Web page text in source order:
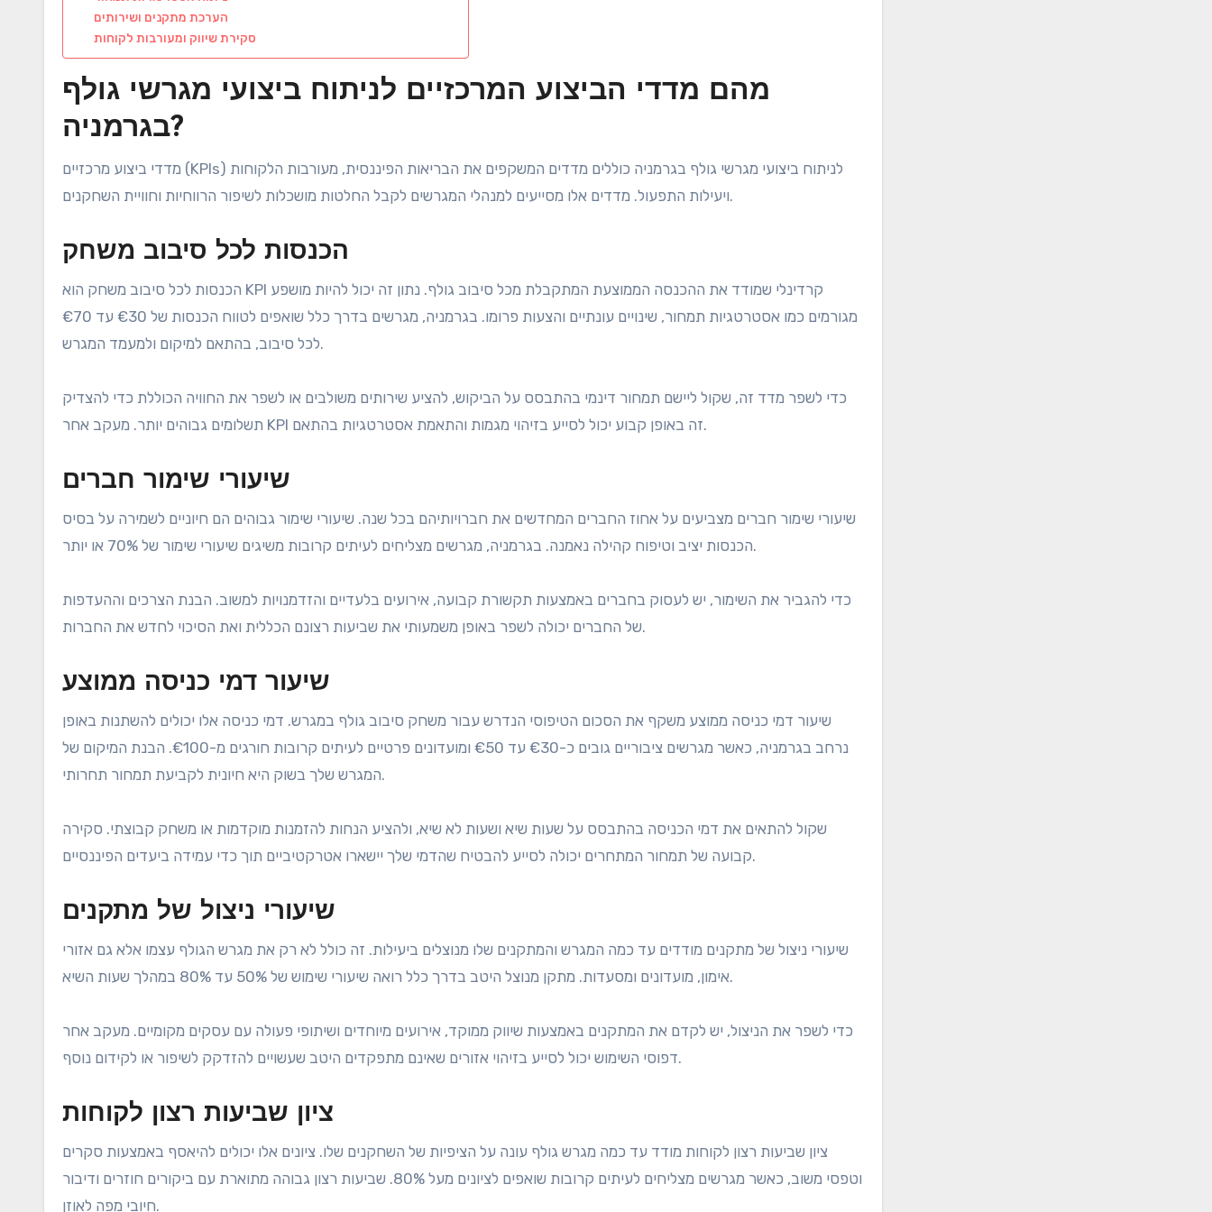
הערכת מתקנים ושירותים
סקירת שיווק ומעורבות לקוחות
מהם מדדי הביצוע המרכזיים לניתוח ביצועי מגרשי גולף
בגרמניה?
מדדי ביצוע מרכזיים (KPIs) לניתוח ביצועי מגרשי גולף בגרמניה כוללים מדדים המשקפים את הבריאות הפיננסית, מעורבות הלקוחות
ויעילות התפעול. מדדים אלו מסייעים למנהלי המגרשים לקבל החלטות מושכלות לשיפור הרווחיות וחוויית השחקנים.
הכנסות לכל סיבוב משחק
הכנסות לכל סיבוב משחק הוא KPI קרדינלי שמודד את ההכנסה הממוצעת המתקבלת מכל סיבוב גולף. נתון זה יכול להיות מושפע
מגורמים כמו אסטרטגיות תמחור, שינויים עונתיים והצעות פרומו. בגרמניה, מגרשים בדרך כלל שואפים לטווח הכנסות של €30 עד €70
לכל סיבוב, בהתאם למיקום ולמעמד המגרש.
כדי לשפר מדד זה, שקול ליישם תמחור דינמי בהתבסס על הביקוש, להציע שירותים משולבים או לשפר את החוויה הכוללת כדי להצדיק
תשלומים גבוהים יותר. מעקב אחר KPI זה באופן קבוע יכול לסייע בזיהוי מגמות והתאמת אסטרטגיות בהתאם.
שיעורי שימור חברים
שיעורי שימור חברים מצביעים על אחוז החברים המחדשים את חברויותיהם בכל שנה. שיעורי שימור גבוהים הם חיוניים לשמירה על בסיס
הכנסות יציב וטיפוח קהילה נאמנה. בגרמניה, מגרשים מצליחים לעיתים קרובות משיגים שיעורי שימור של 70% או יותר.
כדי להגביר את השימור, יש לעסוק בחברים באמצעות תקשורת קבועה, אירועים בלעדיים והזדמנויות למשוב. הבנת הצרכים וההעדפות
של החברים יכולה לשפר באופן משמעותי את שביעות רצונם הכללית ואת הסיכוי לחדש את החברות.
שיעור דמי כניסה ממוצע
שיעור דמי כניסה ממוצע משקף את הסכום הטיפוסי הנדרש עבור משחק סיבוב גולף במגרש. דמי כניסה אלו יכולים להשתנות באופן
נרחב בגרמניה, כאשר מגרשים ציבוריים גובים כ-€30 עד €50 ומועדונים פרטיים לעיתים קרובות חורגים מ-€100. הבנת המיקום של
המגרש שלך בשוק היא חיונית לקביעת תמחור תחרותי.
שקול להתאים את דמי הכניסה בהתבסס על שעות שיא ושעות לא שיא, ולהציע הנחות להזמנות מוקדמות או משחק קבוצתי. סקירה
קבועה של תמחור המתחרים יכולה לסייע להבטיח שהדמי שלך יישארו אטרקטיביים תוך כדי עמידה ביעדים הפיננסיים.
שיעורי ניצול של מתקנים
שיעורי ניצול של מתקנים מודדים עד כמה המגרש והמתקנים שלו מנוצלים ביעילות. זה כולל לא רק את מגרש הגולף עצמו אלא גם אזורי
אימון, מועדונים ומסעדות. מתקן מנוצל היטב בדרך כלל רואה שיעורי שימוש של 50% עד 80% במהלך שעות השיא.
כדי לשפר את הניצול, יש לקדם את המתקנים באמצעות שיווק ממוקד, אירועים מיוחדים ושיתופי פעולה עם עסקים מקומיים. מעקב אחר
דפוסי השימוש יכול לסייע בזיהוי אזורים שאינם מתפקדים היטב שעשויים להזדקק לשיפור או לקידום נוסף.
ציון שביעות רצון לקוחות
ציון שביעות רצון לקוחות מודד עד כמה מגרש גולף עונה על הציפיות של השחקנים שלו. ציונים אלו יכולים להיאסף באמצעות סקרים
וטפסי משוב, כאשר מגרשים מצליחים לעיתים קרובות שואפים לציונים מעל 80%. שביעות רצון גבוהה מתוארת עם ביקורים חוזרים ודיבור
חיובי מפה לאוזן.